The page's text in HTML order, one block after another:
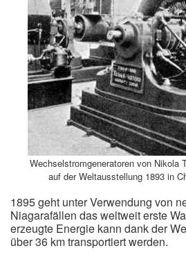
Wechselstromgeneratoren von Nikola
auf der Weltausstellung 1893 in
1895 geht unter Verwendung von
Niagarafällen das weltweit erste
erzeugte Energie kann dank der
über 36 km transportiert werden.